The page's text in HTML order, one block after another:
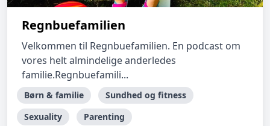
Regnbuefamilien
Velkommen til Regnbuefamilien. En podcast om
vores helt almindelige anderledes
familie.Regnbuefamili...
Børn & familie
Sundhed og fitness
Sexuality
Parenting